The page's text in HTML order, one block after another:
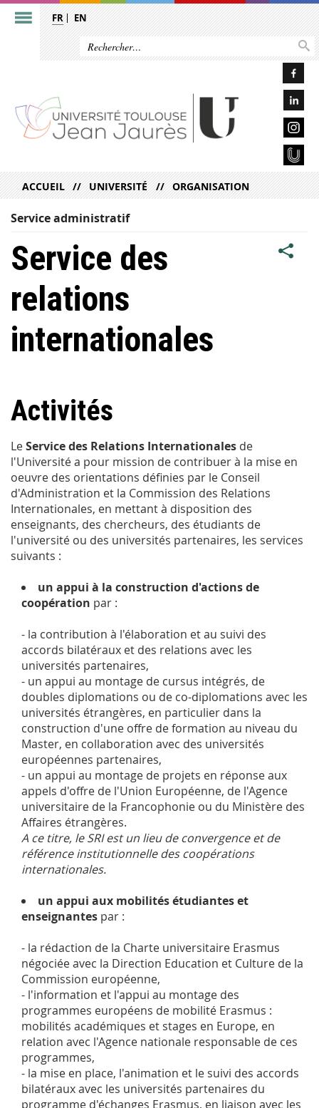
FR EN
ACCUEIL UNIVERSITÉ ORGANISATION
Service administratif
Service des
relations
internationales
Activités
LeService des Relations Internationales de
l'Université a pour mission de contribuer à la mise en
oeuvre des orientations définies par le Conseil
d'Administration et la Commission des Relations
Internationales, en mettant à disposition des
enseignants, des chercheurs, des étudiants de
l'université ou des universités partenaires, les services
suivants :
un appui à la construction d'actions de
coopération par :
- la contribution à l'élaboration et au suivi des
accords bilatéraux et des relations avec les
universités partenaires,
- un appui au montage de cursus intégrés, de
doubles diplomations ou de co-diplomations avec les
universités étrangères, en particulier dans la
construction d'une offre de formation au niveau du
Master, en collaboration avec des universités
européennes partenaires,
- un appui au montage de projets en réponse aux
appels d'offre de l'Union Européenne, de l'Agence
universitaire de la Francophonie ou du Ministère des
Affaires étrangères.
A ce titre, le SRI est un lieu de convergence et de
référence institutionnelle des coopérations
internationales.
un appui aux mobilités étudiantes et
enseignantes par :
- la rédaction de la Charte universitaire Erasmus
négociée avec la Direction Education et Culture de la
Commission européenne,
- l'information et l'appui au montage des
programmes européens de mobilité Erasmus :
mobilités académiques et stages en Europe, en
relation avec l'Agence nationale responsable de ces
programmes,
- la mise en place, l'animation et le suivi des accords
bilatéraux avec les universités partenaires du
programme d'échanges Erasmus, en liaison avec les